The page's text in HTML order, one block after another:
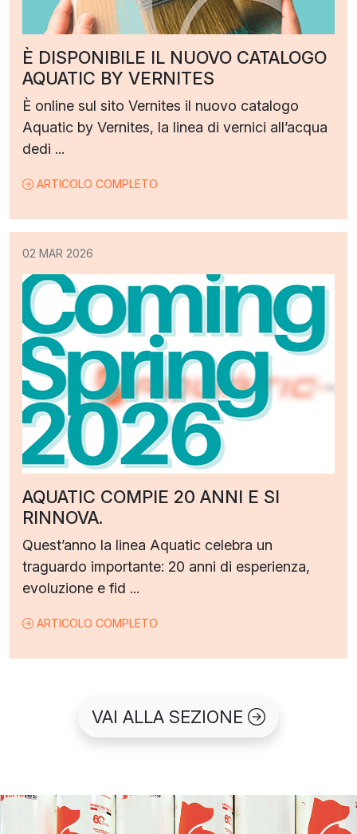
È DISPONIBILE IL NUOVO CATALOGO
AQUATIC BY VERNITES
È online sul sito Vernites il nuovo catalogo
Aquatic by Vernites, la linea di vernici all’acqua
dedi ...
ARTICOLO COMPLETO
02 MAR 2026
AQUATIC COMPIE 20 ANNI E SI
RINNOVA.
Quest’anno la linea Aquatic celebra un
traguardo importante: 20 anni di esperienza,
evoluzione e fid ...
ARTICOLO COMPLETO
VAI ALLA SEZIONE